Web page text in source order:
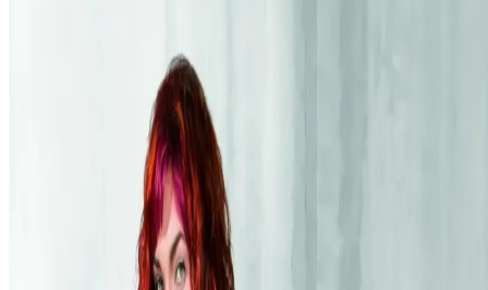
international inspiration mødes med en dyb respekt for håret og
Vi er en miljøvenlig frisørsalon, der tror på, at det skal være helt
naturligt at gå op i sit hår. Hos os finder du kun produkter, der er
nøje udvalgt for at beskytte både naturen, dit hår og vores
arbejdsmiljø. Vi mener, at "grøn" er den nye sort – og at sundt hår er
Hos Dojo Green Wave finder du en moderne tilgang til hårpleje,
hvor vi kombinerer de nyeste trends med en bevidst og bæredygtig
praksis. Kom og oplev forskellen, når hårpleje forenes med omtanke
for vores fælles fremtid.